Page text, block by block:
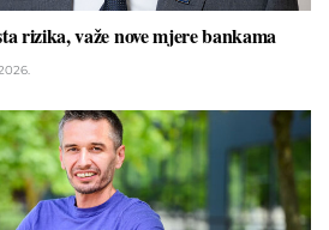
rizika, važe nove mjere bankama